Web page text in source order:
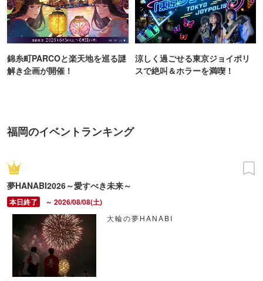
錦糸町PARCOと楽天地を巡る謎
解き企画が開催！
涼しく過ごせる東京ジョイポリ
スで絶叫＆ホラーを満喫！
福岡のイベントランキング
夢HANABI2026～愛すべき未来～
～ 2026/08/08(土)
大輪の夢HANABI